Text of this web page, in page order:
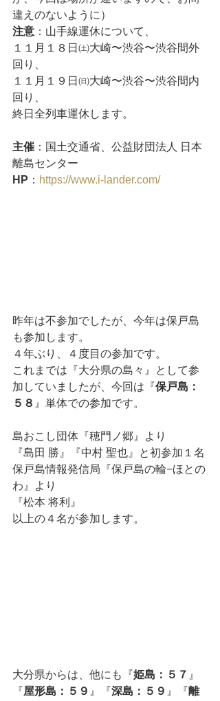
違えのないように）
注意 ：山手線運休について、
１１月１８日㈯大崎〜渋谷〜渋谷間外
回り、
１１月１９日㈰大崎〜渋谷〜渋谷間内
回り、
終日全列車運休します。
主催 ：国土交通省、公益財団法人 日本
離島センター
HP ： https://www.i-lander.com/
昨年は不参加でしたが、今年は保戸島
も参加します。
４年ぶり、４度目の参加です。
これまでは『大分県の島々』として参
加していましたが、今回は『 保戸島：
５８ 』単体での参加です。
島おこし団体『穂門ノ郷』より
『島田 勝』『中村 聖也』と初参加１名
保戸島情報発信局『保戸島の輪−ほとの
わ』より
『松本 将利』
以上の４名が参加します。
大分県からは、他にも『姫島：５７ 』
『屋形島：５９ 』『深島：５９ 』『離